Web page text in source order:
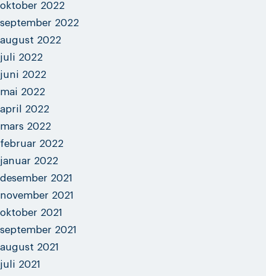
oktober 2022
september 2022
august 2022
juli 2022
juni 2022
mai 2022
april 2022
mars 2022
februar 2022
januar 2022
desember 2021
november 2021
oktober 2021
september 2021
august 2021
juli 2021